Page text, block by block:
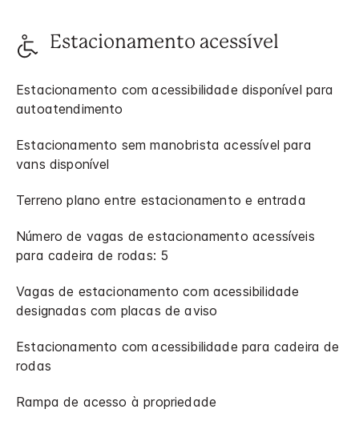
Estacionamento acessível
Estacionamento com acessibilidade disponível para
autoatendimento
Estacionamento sem manobrista acessível para
vans disponível
Terreno plano entre estacionamento e entrada
Número de vagas de estacionamento acessíveis
para cadeira de rodas: 5
Vagas de estacionamento com acessibilidade
designadas com placas de aviso
Estacionamento com acessibilidade para cadeira de
rodas
Rampa de acesso à propriedade